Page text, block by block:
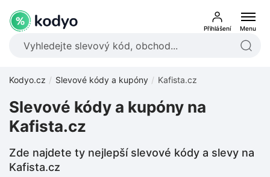
Přihlášení Menu
Kodyo.cz Slevové kódy a kupóny Kafista.cz
Slevové kódy a kupóny na
Kafista.cz
Zde najdete ty nejlepší slevové kódy a slevy na
Kafista.cz